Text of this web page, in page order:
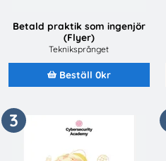
Betald praktik som ingenjör
(Flyer)
Tekniksprånget
Beställ 0kr
3